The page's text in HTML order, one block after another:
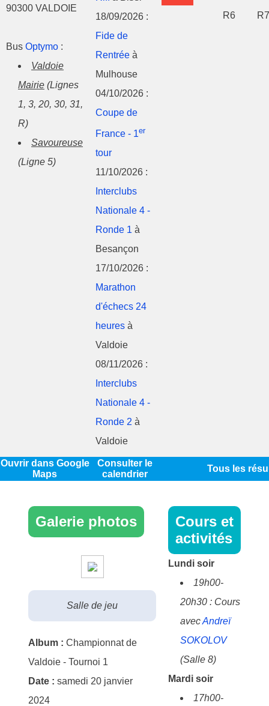
90300 VALDOIE
Bus Optymo :
Valdoie
Mairie (Lignes
1, 3, 20, 30, 31,
R)
Savoureuse
(Ligne 5)
18/09/2026 :
Fide de
Rentrée à
Mulhouse
04/10/2026 :
Coupe de
France - 1er
tour
11/10/2026 :
Interclubs
Nationale 4 -
Ronde 1 à
Besançon
17/10/2026 :
Marathon
d'échecs 24
heures à
Valdoie
08/11/2026 :
Interclubs
Nationale 4 -
Ronde 2 à
Valdoie
R6
R7
Ouvrir dans Google
Maps
Consulter le
calendrier
Tous les
Galerie photos
Salle de jeu
Album : Championnat de
Valdoie - Tournoi 1
Date : samedi 20 janvier
2024
Cours et
activités
Lundi soir
19h00-
20h30 : Cours
avecAndreï
SOKOLOV
(Salle 8)
Mardi soir
17h00-